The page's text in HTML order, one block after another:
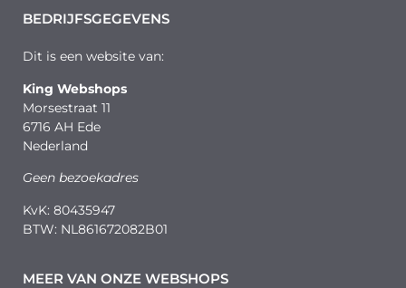
BEDRIJFSGEGEVENS
Dit is een website van:
King Webshops
Morsestraat 11
6716 AH Ede
Nederland
Geen bezoekadres
KvK: 80435947
BTW: NL861672082B01
MEER VAN ONZE WEBSHOPS